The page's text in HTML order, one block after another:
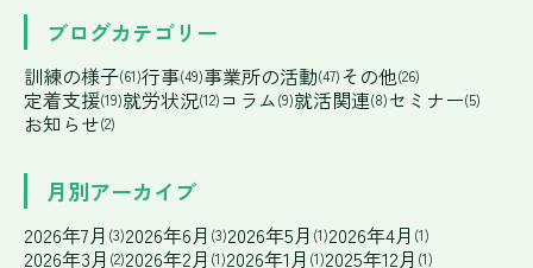
ブログカテゴリー
訓練の様子(61)行事(49)事業所の活動(47)その他(26)
定着支援(19)就労状況(12)コラム(9)就活関連(8)セミナー(5)
お知らせ(2)
月別アーカイブ
2026年7月 (3)2026年6月 (3)2026年5月 (1)2026年4月 (1)
2026年3月 (2)2026年2月 (1)2026年1月 (1)2025年12月 (1)